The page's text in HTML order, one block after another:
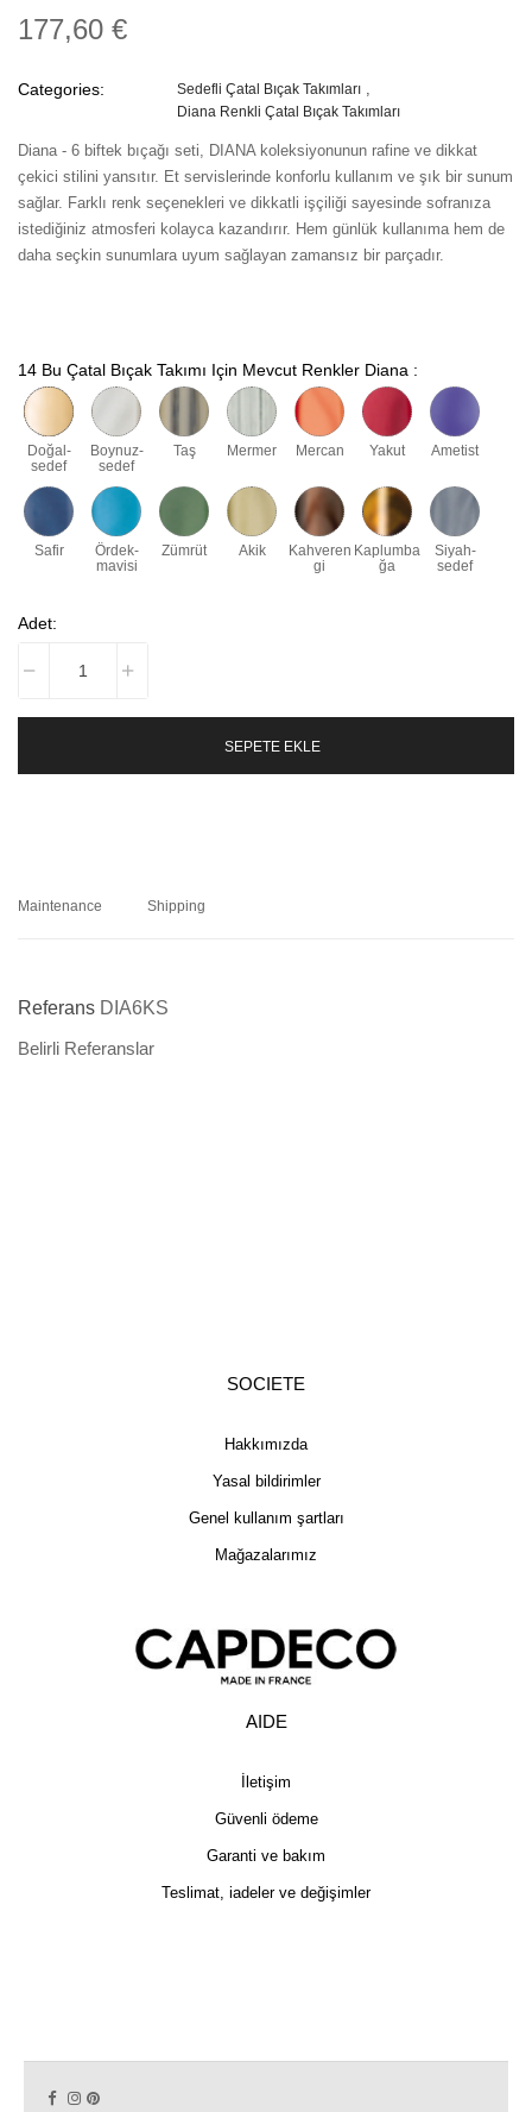
177,60 €
Categories:
Sedefli Çatal Bıçak Takımları
Diana Renkli Çatal Bıçak Takımları
Diana - 6 biftek bıçağı seti, DIANA koleksiyonunun rafine ve dikkat
çekici stilini yansıtır. Et servislerinde konforlu kullanım ve şık bir sunum
sağlar. Farklı renk seçenekleri ve dikkatli işçiliği sayesinde sofranıza
istediğiniz atmosferi kolayca kazandırır. Hem günlük kullanıma hem de
daha seçkin sunumlara uyum sağlayan zamansız bir parçadır.
14 Bu Çatal Bıçak Takımı Için Mevcut Renkler Diana :
Doğal-
sedef
Boynuz-
sedef
Taş Mermer Mercan Yakut Ametist
Safir
Ördek-
mavisi
Zümrüt Akik
Kahveren
gi
Kaplumba
ğa
Siyah-
sedef
Adet:
SEPETE EKLE
Maintenance Shipping
Referans DIA6KS
Belirli Referanslar
SOCIETE
Hakkımızda
Yasal bildirimler
Genel kullanım şartları
Mağazalarımız
AIDE
İletişim
Güvenli ödeme
Garanti ve bakım
Teslimat, iadeler ve değişimler